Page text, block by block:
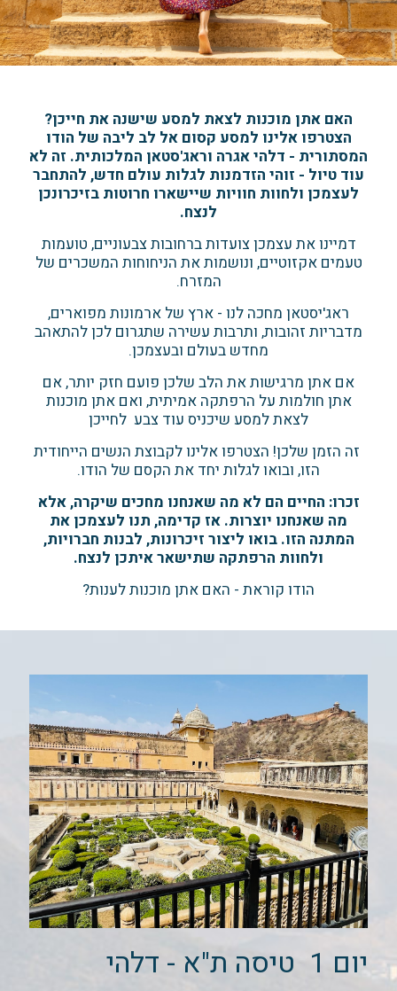
האם אתן מוכנות לצאת למסע שישנה את חייכן?
הצטרפו אלינו למסע קסום אל לב ליבה של הודו
המסתורית - דלהי אגרה וראג'סטאן המלכותית. זה לא
עוד טיול - זוהי הזדמנות לגלות עולם חדש, להתחבר
לעצמכן ולחוות חוויות שיישארו חרוטות בזיכרונכן
לנצח.
דמיינו את עצמכן צועדות ברחובות צבעוניים, טועמות
טעמים אקזוטיים, ונושמות את הניחוחות המשכרים של
המזרח.
ראג'יסטאן מחכה לנו - ארץ של ארמונות מפוארים,
מדבריות זהובות, ותרבות עשירה שתגרום לכן להתאהב
מחדש בעולם ובעצמכן.
אם אתן מרגישות את הלב שלכן פועם חזק יותר, אם
אתן חולמות על הרפתקה אמיתית, ואם אתן מוכנות
לצאת למסע שיכניס עוד צבע לחייכן
זה הזמן שלכן! הצטרפו אלינו לקבוצת הנשים הייחודית
הזו, ובואו לגלות יחד את הקסם של הודו.
זכרו: החיים הם לא מה שאנחנו מחכים שיקרה, אלא
מה שאנחנו יוצרות. אז קדימה, תנו לעצמכן את
המתנה הזו. בואו ליצור זיכרונות, לבנות חברויות,
ולחוות הרפתקה שתישאר איתכן לנצח.
הודו קוראת - האם אתן מוכנות לענות?
יום 1 טיסה ת"א - דלהי